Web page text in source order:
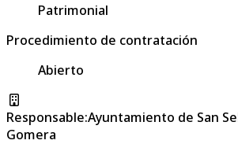
Patrimonial
Procedimiento de contratación
Abierto
Responsable:Ayuntamiento de San
Gomera